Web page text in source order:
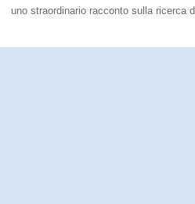
uno straordinario racconto sulla ricerca